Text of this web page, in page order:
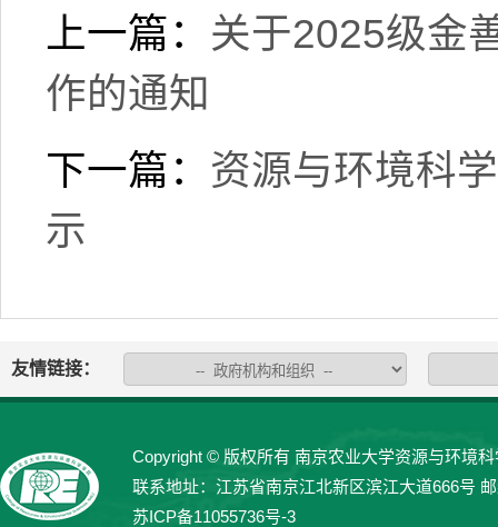
上一篇： 关于2025级金
作的通知
下一篇： 资源与环境科
示
友情链接：
Copyright © 版权所有 南京农业大学资源与环境
联系地址：江苏省南京江北新区滨江大道666号
苏ICP备11055736号-3